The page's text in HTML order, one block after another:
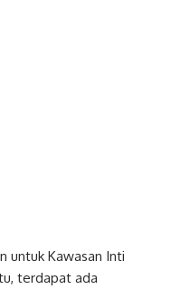
untuk Kawasan Inti
terdapat ada